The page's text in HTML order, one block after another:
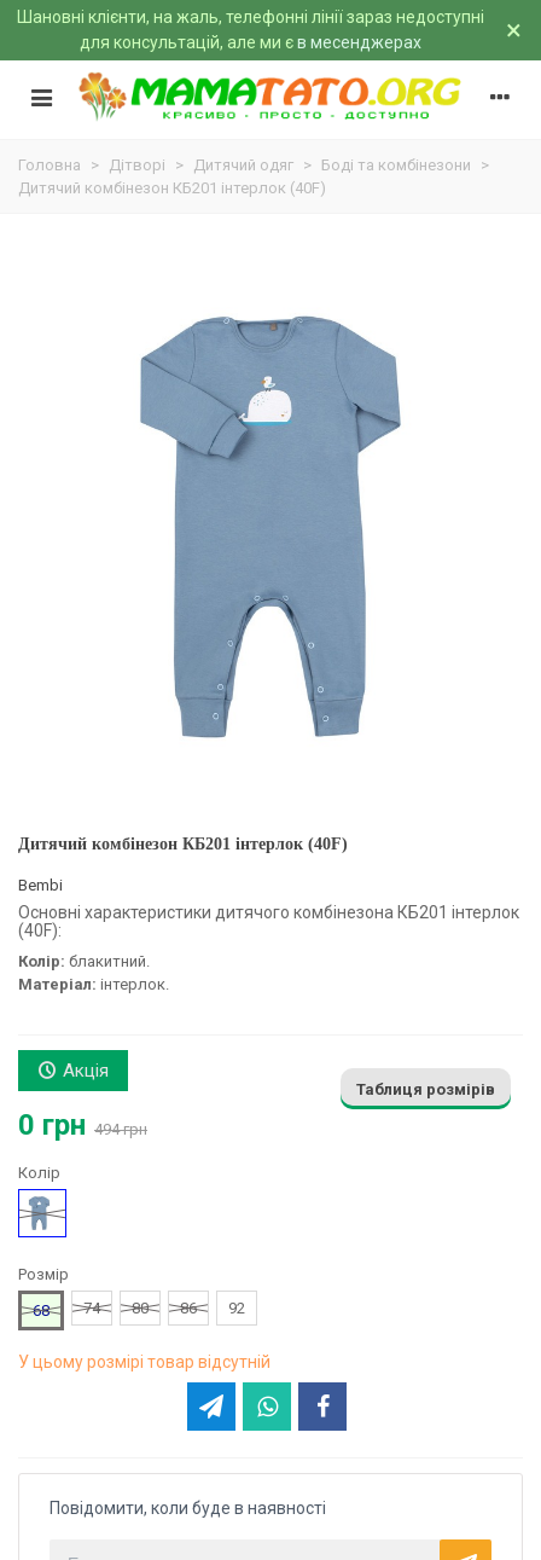
Шановні клієнти, на жаль, телефонні лінії зараз недоступні
для консультацій, але ми єв месенджерах ×
Головна > Дітворі > Дитячий одяг > Боді та комбінезони
>
Дитячий комбінезон КБ201 інтерлок (40F)
Дитячий комбінезон КБ201 інтерлок (40F)
Bembi
Основні характеристики дитячого комбінезона КБ201 інтерлок
(40F):
Колір: блакитний.
Матеріал: інтерлок.
Акція
0 грн 494 грн
Таблиця розмірів
Колір
Блакитний
Розмір
68
74 80 86 92
У цьому розмірі товар відсутній
Повідомити, коли буде в наявності